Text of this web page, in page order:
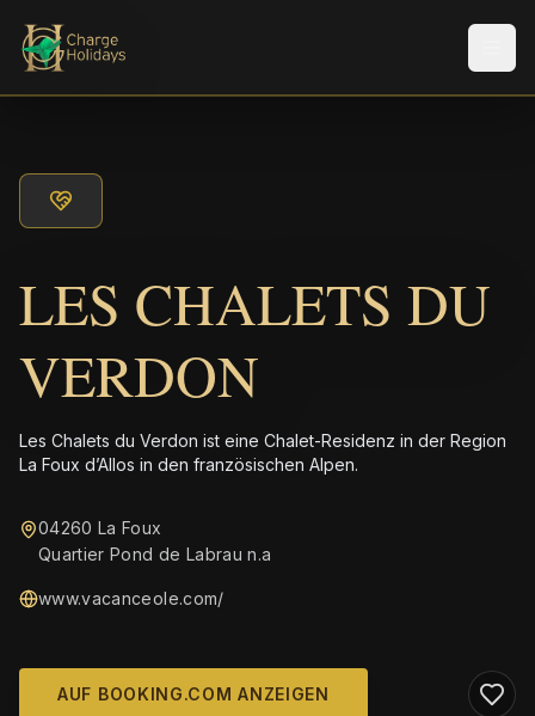
LES CHALETS DU
VERDON
Les Chalets du Verdon ist eine Chalet-Residenz in der Region
La Foux d’Allos in den französischen Alpen.
04260 La Foux
Quartier Pond de Labrau n.a
www.vacanceole.com/
AUF BOOKING.COM ANZEIGEN